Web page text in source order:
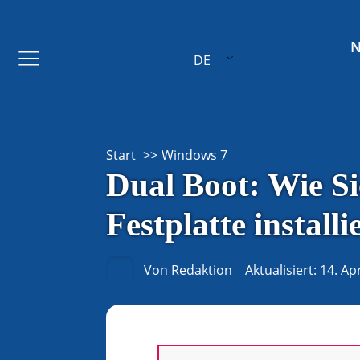
DE
Start Windows 7
Dual Boot: Wie
Festplatte
Von Redaktion Aktualisiert: 14.